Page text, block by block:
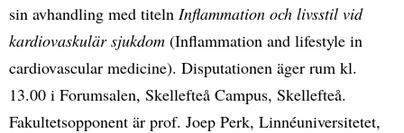
sin avhandling med titeln Inflammation och livsstil vid
kardiovaskulär sjukdom (Inflammation and lifestyle in
cardiovascular medicine). Disputationen äger rum kl.
13.00 i Forumsalen, Skellefteå Campus, Skellefteå.
Fakultetsopponent är prof. Joep Perk, Linnéuniversitetet,